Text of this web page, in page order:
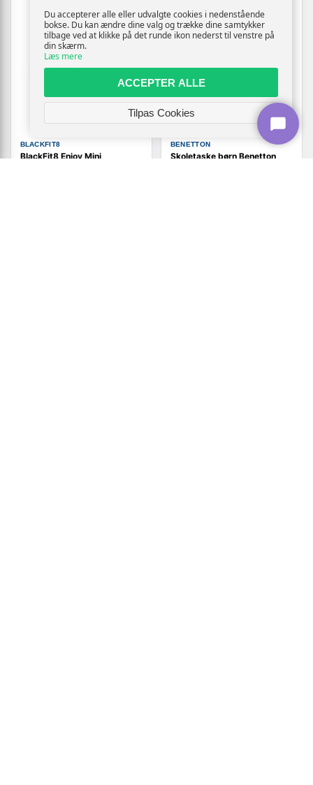
BLACKFIT8
BlackFit8 Enjoy Mini
BENETTON
Skoletaske børn Benetton
Du accepterer alle eller udvalgte cookies i nedenstående
bokse. Du kan ændre dine valg og trække dine samtykker
tilbage ved at klikke på det runde ikon nederst til venstre på
din skærm.
Læs mere
ACCEPTER ALLE
Tilpas Cookies